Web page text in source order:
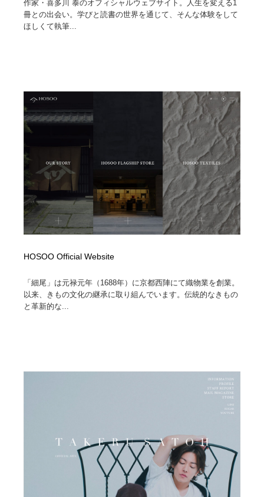
作家・喜多川 泰のオフィシャルウェブサイト。人生を変える1
冊との出会い。学びと読書の世界を通じて、そんな体験をして
ほしくて執筆...
HOSOO Official Website
「細尾」は元禄元年（1688年）に京都西陣にて織物業を創業。
以来、きもの文化の継承に取り組んでいます。伝統的なきもの
と革新的な...